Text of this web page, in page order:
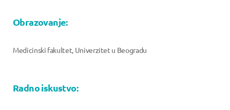
Obrazovanje:
Medicinski fakultet, Univerzitet u Beogradu
Radno iskustvo: